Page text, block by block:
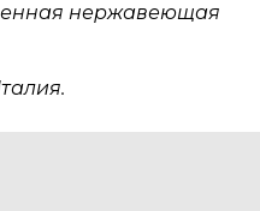
нержавеющая